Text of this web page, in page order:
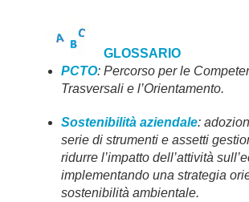
GLOSSARIO
PCTO: Percorso per le
Trasversali e l’Orientamento.
Sostenibilità aziendale:
serie di strumenti e assetti
ridurre l’impatto dell’attività
implementando una strategia
sostenibilità ambientale.